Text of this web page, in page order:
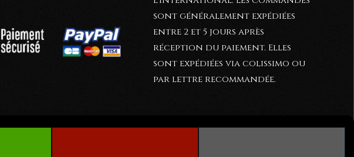
sont généralement expédiées
entre 2 et 5 jours après
réception du paiement. Elles
sont expédiées via colissimo ou
par lettre recommandée.